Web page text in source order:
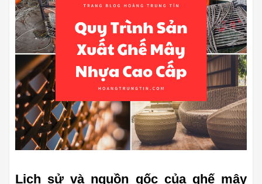
Lịch sử và nguồn gốc của ghế mây